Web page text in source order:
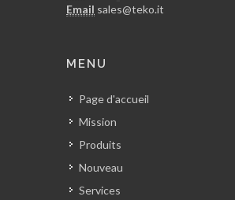
Email sales@teko.it
MENU
Page d'accueil
Mission
Produits
Nouveau
Services